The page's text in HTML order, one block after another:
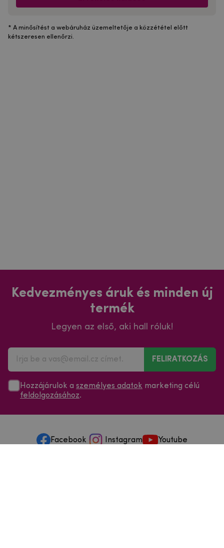
* A minősítést a webáruház üzemeltetője a közzététel előtt
kétszeresen ellenőrzi.
Kedvezményes áruk és minden új
termék
Legyen az első, aki hall róluk!
FELIRATKOZÁS
Hozzájárulok a személyes adatok marketing célú
feldolgozásához.
Facebook Instagram Youtube